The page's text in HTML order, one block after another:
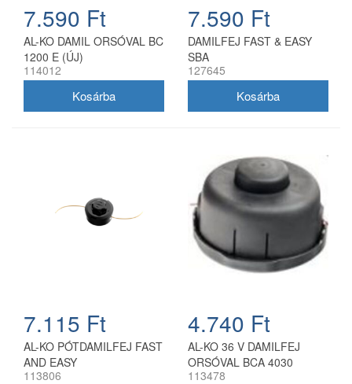
7.590 Ft
AL-KO DAMIL ORSÓVAL BC
1200 E (ÚJ)
114012
7.590 Ft
DAMILFEJ FAST & EASY
SBA
127645
7.115 Ft
AL-KO PÓTDAMILFEJ FAST
AND EASY
113806
4.740 Ft
AL-KO 36 V DAMILFEJ
ORSÓVAL BCA 4030
113478